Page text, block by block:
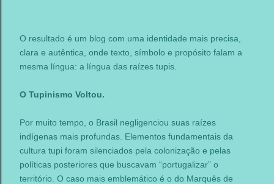
O resultado é um blog com uma identidade mais precisa,
clara e autêntica, onde texto, símbolo e propósito falam a
mesma língua: a língua das raízes tupis.
O Tupinismo Voltou.
Por muito tempo, o Brasil negligenciou suas raízes
indígenas mais profundas. Elementos fundamentais da
cultura tupi foram silenciados pela colonização e pelas
políticas posteriores que buscavam “portugalizar” o
território. O caso mais emblemático é o do Marquês de